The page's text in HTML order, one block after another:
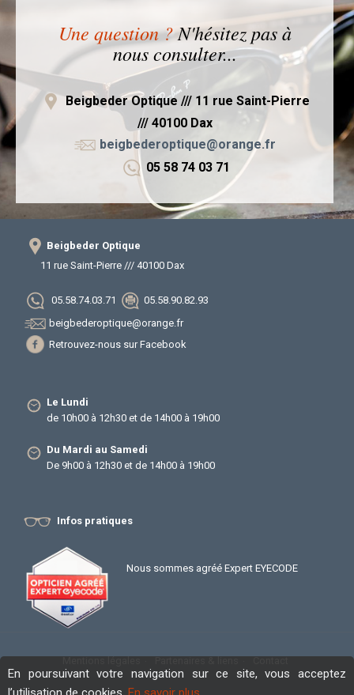
Une question ?N'hésitez pas à
nous consulter...
Beigbeder Optique /// 11 rue Saint-Pierre
/// 40100 Dax
beigbederoptique@orange.fr
05 58 74 03 71
Beigbeder Optique
11 rue Saint-Pierre /// 40100 Dax
05.58.74.03.71
05.58.90.82.93
beigbederoptique@orange.fr
Retrouvez-nous sur Facebook
Le Lundi
de 10h00 à 12h30 et de 14h00 à 19h00
Du Mardi au Samedi
De 9h00 à 12h30 et de 14h00 à 19h00
Infos pratiques
Nous sommes agréé Expert EYECODE
Mentions légales Partenaires & liens Contact
En poursuivant votre navigation sur ce site, vous acceptez